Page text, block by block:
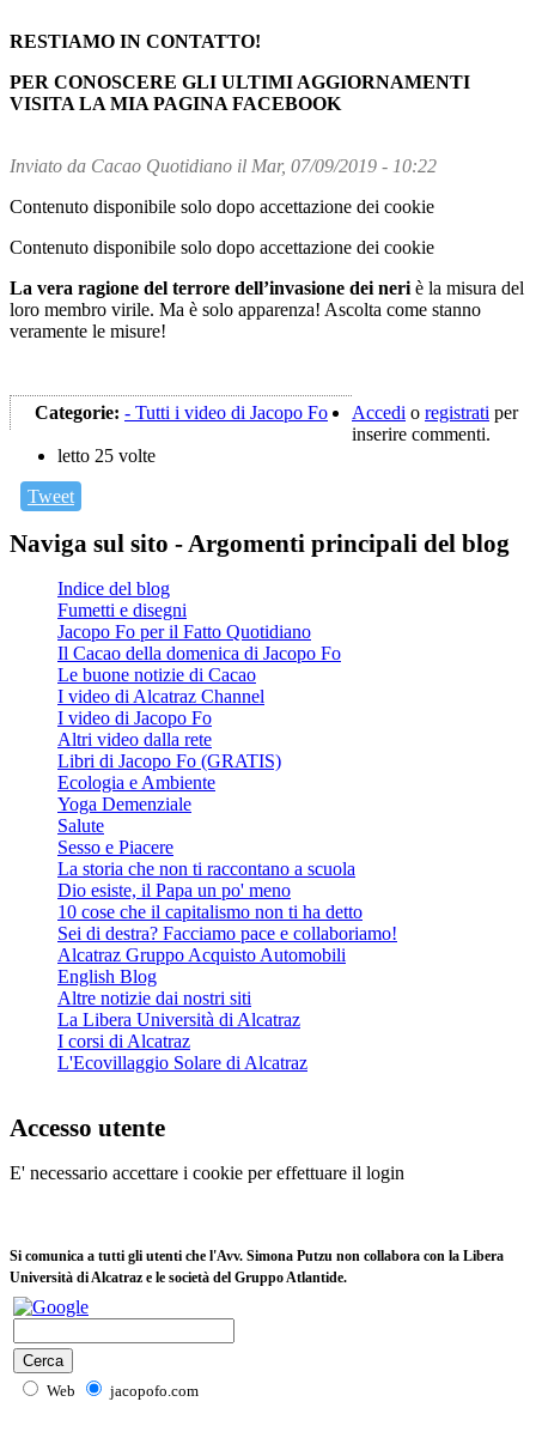
RESTIAMO IN CONTATTO!
PER CONOSCERE GLI ULTIMI AGGIORNAMENTI
VISITA LA MIA PAGINA FACEBOOK
Inviato da Cacao Quotidiano il Mar, 07/09/2019 - 10:22
Contenuto disponibile solo dopo accettazione dei cookie
Contenuto disponibile solo dopo accettazione dei cookie
La vera ragione del terrore dell’invasione dei neri è la misura del
loro membro virile. Ma è solo apparenza! Ascolta come stanno
veramente le misure!
Categorie: Tutti i video di Jacopo Fo Accedi o registrati per
inserire commenti.
letto 25 volte
Tweet
Naviga sul sito - Argomenti principali del blog
Indice del blog
Fumetti e disegni
Jacopo Fo per il Fatto Quotidiano
Il Cacao della domenica di Jacopo Fo
Le buone notizie di Cacao
I video di Alcatraz Channel
I video di Jacopo Fo
Altri video dalla rete
Libri di Jacopo Fo (GRATIS)
Ecologia e Ambiente
Yoga Demenziale
Salute
Sesso e Piacere
La storia che non ti raccontano a scuola
Dio esiste, il Papa un po' meno
10 cose che il capitalismo non ti ha detto
Sei di destra? Facciamo pace e collaboriamo!
Alcatraz Gruppo Acquisto Automobili
English Blog
Altre notizie dai nostri siti
La Libera Università di Alcatraz
I corsi di Alcatraz
L'Ecovillaggio Solare di Alcatraz
Accesso utente
E' necessario accettare i cookie per effettuare il login
Si comunica a tutti gli utenti che l'Avv. Simona Putzu non collabora con la Libera
Università di Alcatraz e le società del Gruppo Atlantide.
Web jacopofo.com